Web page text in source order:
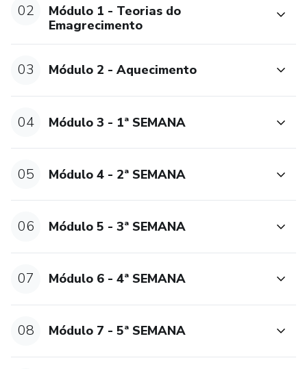
02
Módulo 1 - Teorias do
Emagrecimento
03 Módulo 2 - Aquecimento
04 Módulo 3 - 1ª SEMANA
05 Módulo 4 - 2ª SEMANA
06 Módulo 5 - 3ª SEMANA
07 Módulo 6 - 4ª SEMANA
08 Módulo 7 - 5ª SEMANA